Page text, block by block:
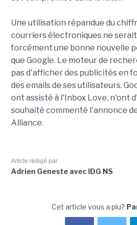
Une utilisation répandue du
courriers électroniques ne
forcément une bonne nouvelle
que Google. Le moteur de
pas d'afficher des publicités en
des emails de ses utilisateurs.
ont assisté à l'Inbox Love, n'ont
souhaité commenté l'annonce
Alliance.
Article rédigé par
Adrien Geneste avec IDG NS
Cet article vous a plu?